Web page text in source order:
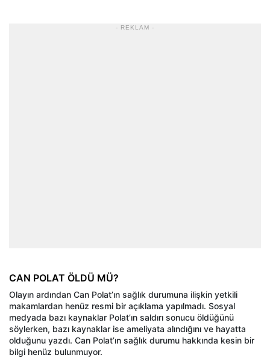
- REKLAM -
CAN POLAT ÖLDÜ MÜ?
Olayın ardından Can Polat’ın sağlık durumuna ilişkin yetkili
makamlardan henüz resmi bir açıklama yapılmadı. Sosyal
medyada bazı kaynaklar Polat’ın saldırı sonucu öldüğünü
söylerken, bazı kaynaklar ise ameliyata alındığını ve hayatta
olduğunu yazdı. Can Polat’ın sağlık durumu hakkında kesin bir
bilgi henüz bulunmuyor.